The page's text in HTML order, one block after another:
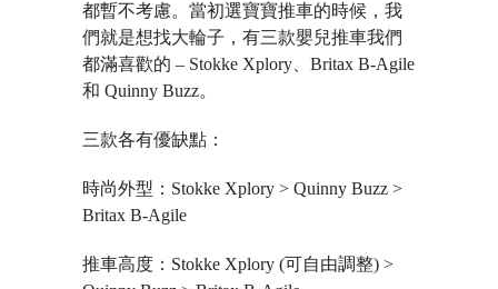
都暫不考慮。當初選寶寶推車的時候，我
們就是想找大輪子，有三款嬰兒推車我們
都滿喜歡的 – Stokke Xplory、Britax B-Agile
和 Quinny Buzz。
三款各有優缺點：
時尚外型：Stokke Xplory > Quinny Buzz >
Britax B-Agile
推車高度：Stokke Xplory (可自由調整) >